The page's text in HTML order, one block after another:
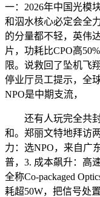
一：2026年中国光模
和泅水核心必定会全
的分量都不轻，英伟
片，功耗比CPO高
限。说救回了坠机飞
停业厅员工提示，全
NPO是中期支流，
还有人玩完全共封
和。郑丽文特地拜访
力：选NPO，来自广
普，3. 成本飙升：高
全称Co-packaged
耗超50W，把信号处